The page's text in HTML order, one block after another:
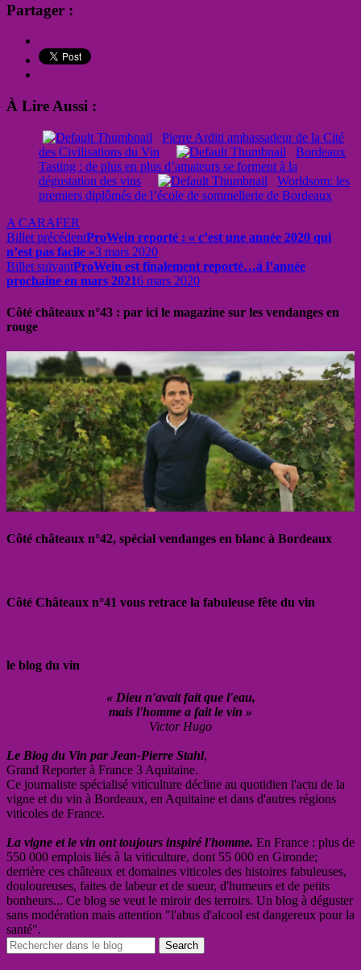
Partager :
À Lire Aussi :
Pierre Arditi ambassadeur de la Cité
des Civilisations du Vin
Bordeaux
Tasting : de plus en plus d’amateurs se forment à la
dégustation des vins
Worldsom: les
premiers diplômés de l’école de sommellerie de Bordeaux
A CARAFER
Billet précédentProWein reporté : « c’est une année 2020 qui
n’est pas facile »3 mars 2020
Billet suivantProWein est finalement reporté…à l’année
prochaine en mars 20216 mars 2020
Côté châteaux n°43 : par ici le magazine sur les vendanges en
rouge
Côté châteaux n°42, spécial vendanges en blanc à Bordeaux
Côté Châteaux n°41 vous retrace la fabuleuse fête du vin
le blog du vin
« Dieu n'avait fait que l'eau,
mais l'homme a fait le vin »
Victor Hugo
Le Blog du Vin par Jean-Pierre Stahl,
Grand Reporter à France 3 Aquitaine.
Ce journaliste spécialisé viticulture décline au quotidien l'actu de la
vigne et du vin à Bordeaux, en Aquitaine et dans d'autres régions
viticoles de France.
La vigne et le vin ont toujours inspiré l'homme. En France : plus de
550 000 emplois liés à la viticulture, dont 55 000 en Gironde;
derrière ces châteaux et domaines viticoles des histoires fabuleuses,
douloureuses, faites de labeur et de sueur, d'humeurs et de petits
bonheurs... Ce blog se veut le miroir des terroirs. Un blog à déguster
sans modération mais attention "l'abus d'alcool est dangereux pour la
santé".